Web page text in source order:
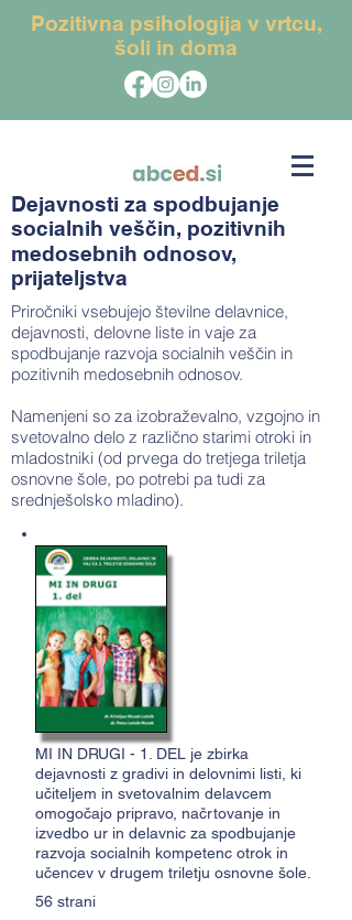
Pozitivna psihologija v vrtcu,
šoli in doma
Dejavnosti za spodbujanje
socialnih veščin, pozitivnih
medosebnih odnosov,
prijateljstva
Priročniki vsebujejo številne delavnice,
dejavnosti, delovne liste in vaje za
spodbujanje razvoja socialnih veščin in
pozitivnih medosebnih odnosov.
Namenjeni so za izobraževalno, vzgojno in
svetovalno delo z različno starimi otroki in
mladostniki (od prvega do tretjega triletja
osnovne šole, po potrebi pa tudi za
srednješolsko mladino).
MI IN DRUGI - 1. DEL je zbirka
dejavnosti z gradivi in delovnimi listi, ki
učiteljem in svetovalnim delavcem
omogočajo pripravo, načrtovanje in
izvedbo ur in delavnic za spodbujanje
razvoja socialnih kompetenc otrok in
učencev v drugem triletju osnovne šole.
56 strani